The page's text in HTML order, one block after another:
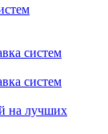
систем
систем
на лучших